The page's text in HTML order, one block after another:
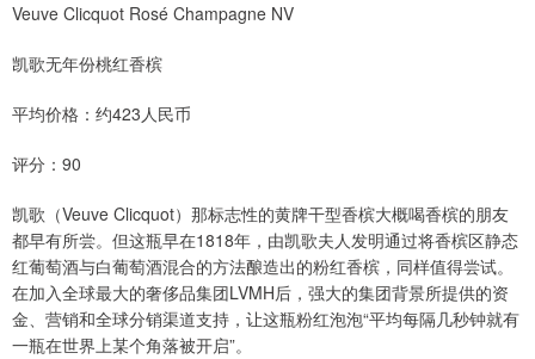
Veuve Clicquot Rosé Champagne NV
凯歌无年份桃红香槟
平均价格：约423人民币
评分：90
凯歌（Veuve Clicquot）那标志性的黄牌干型香槟大概喝香槟的朋友
都早有所尝。但这瓶早在1818年，由凯歌夫人发明通过将香槟区静态
红葡萄酒与白葡萄酒混合的方法酿造出的粉红香槟，同样值得尝试。
在加入全球最大的奢侈品集团LVMH后，强大的集团背景所提供的资
金、营销和全球分销渠道支持，让这瓶粉红泡泡“平均每隔几秒钟就有
一瓶在世界上某个角落被开启”。